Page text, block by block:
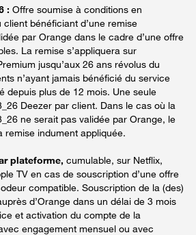
: Offre soumise à conditions en
bénéficiant d’une remise
par Orange dans le cadre d’une offre
La remise s’appliquera sur
jusqu’aux 26 ans révolus du
n’ayant jamais bénéficié du service
depuis plus de 12 mois. Une seule
Deezer par client. Dans le cas où la
ne serait pas validée par Orange, le
remise indument appliquée.
plateforme, cumulable, sur Netflix,
TV en cas de souscription d’une offre
compatible. Souscription de la (des)
d’Orange dans un délai de 3 mois
et activation du compte de la
engagement mensuel ou avec